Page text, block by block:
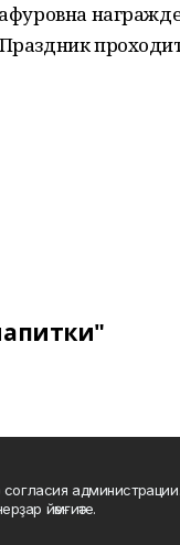
йәмғиәте.